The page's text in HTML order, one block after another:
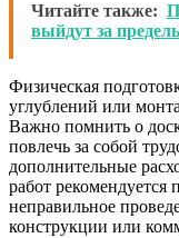
Читайте также:
выйдут за
Физическая
углублений или
Важно помнить о
повлечь за собой
дополнительные
работ рекомендуется
неправильное
конструкции или